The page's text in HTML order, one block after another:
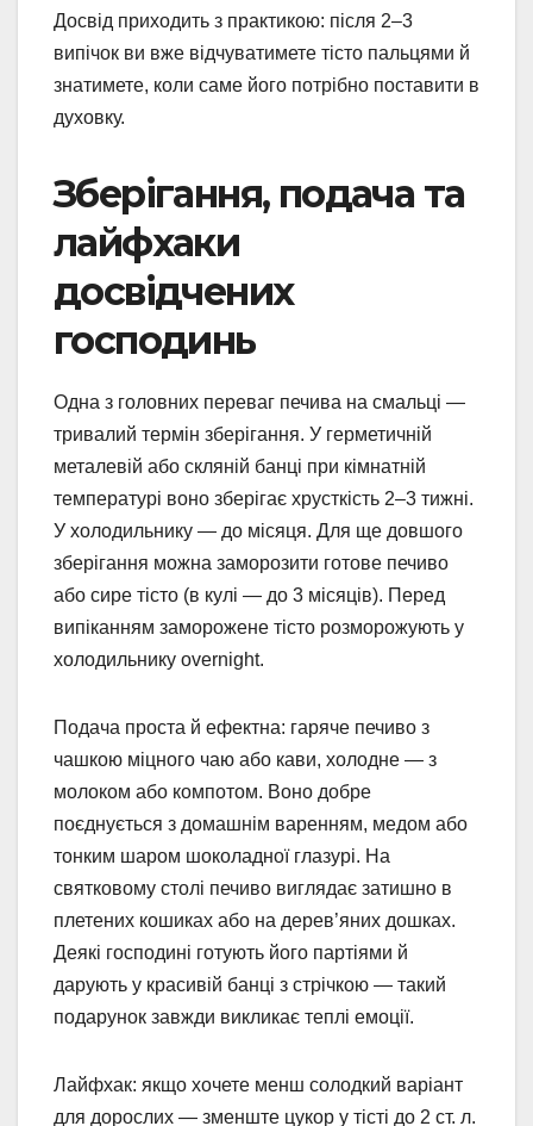
Досвід приходить з практикою: після 2–3
випічок ви вже відчуватимете тісто пальцями й
знатимете, коли саме його потрібно поставити в
духовку.
Зберігання, подача та
лайфхаки
досвідчених
господинь
Одна з головних переваг печива на смальці —
тривалий термін зберігання. У герметичній
металевій або скляній банці при кімнатній
температурі воно зберігає хрусткість 2–3 тижні.
У холодильнику — до місяця. Для ще довшого
зберігання можна заморозити готове печиво
або сире тісто (в кулі — до 3 місяців). Перед
випіканням заморожене тісто розморожують у
холодильнику overnight.
Подача проста й ефектна: гаряче печиво з
чашкою міцного чаю або кави, холодне — з
молоком або компотом. Воно добре
поєднується з домашнім варенням, медом або
тонким шаром шоколадної глазурі. На
святковому столі печиво виглядає затишно в
плетених кошиках або на дерев’яних дошках.
Деякі господині готують його партіями й
дарують у красивій банці з стрічкою — такий
подарунок завжди викликає теплі емоції.
Лайфхак: якщо хочете менш солодкий варіант
для дорослих — зменште цукор у тісті до 2 ст. л.